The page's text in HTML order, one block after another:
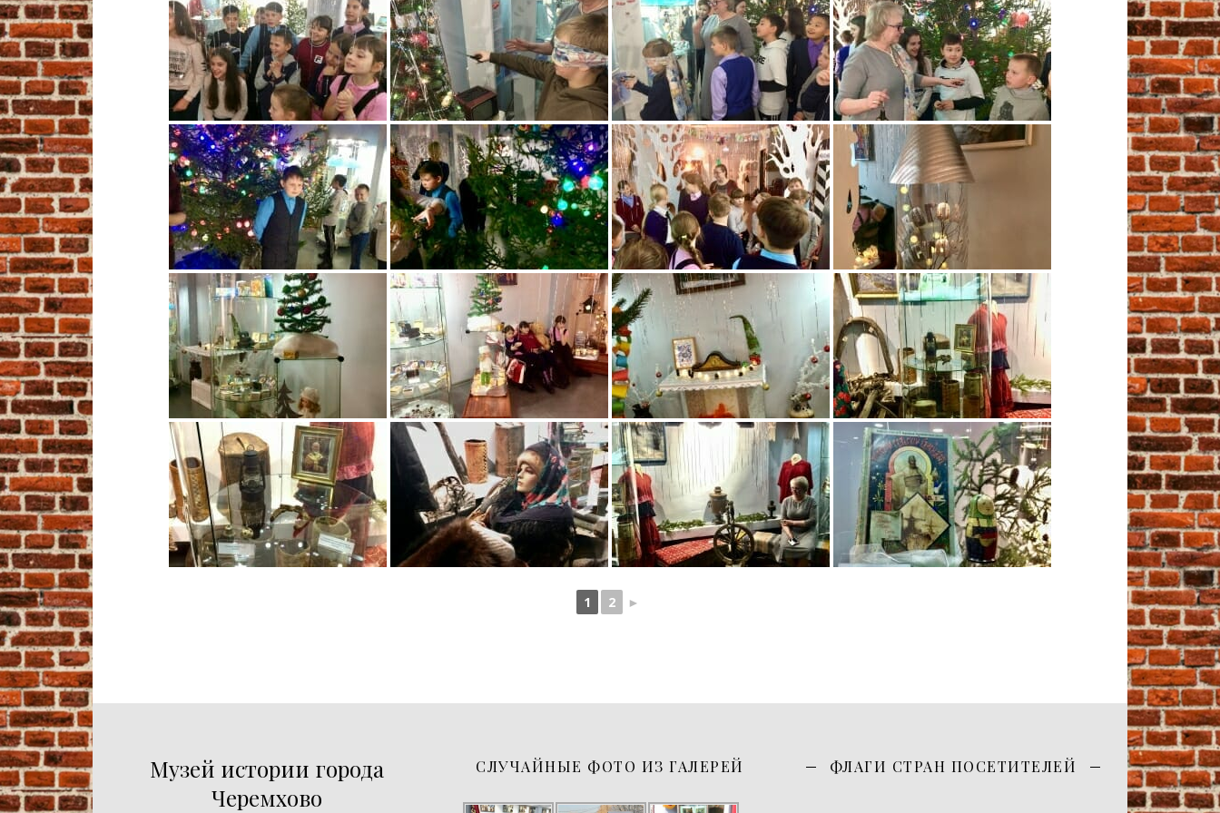
1 2 ►
Музей истории города
Черемхово
СЛУЧАЙНЫЕ ФОТО ИЗ ГАЛЕРЕЙ ФЛАГИ СТРАН ПОСЕТИТЕЛЕЙ